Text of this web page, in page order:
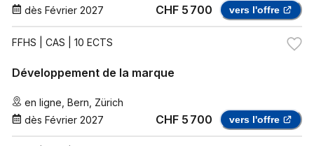
dès Février 2027 CHF 5 700 vers l'offre
FFHS | CAS | 10 ECTS
Développement de la marque
en ligne Bern Zürich
dès Février 2027 CHF 5 700 vers l'offre